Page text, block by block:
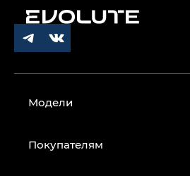
Модели
Покупателям